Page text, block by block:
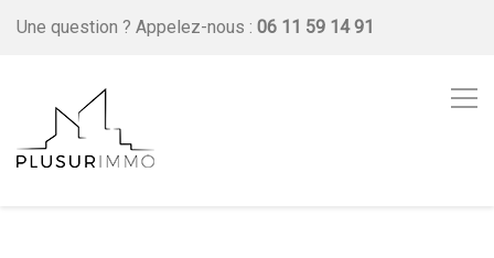
Une question ? Appelez-nous : 06 11 59 14 91